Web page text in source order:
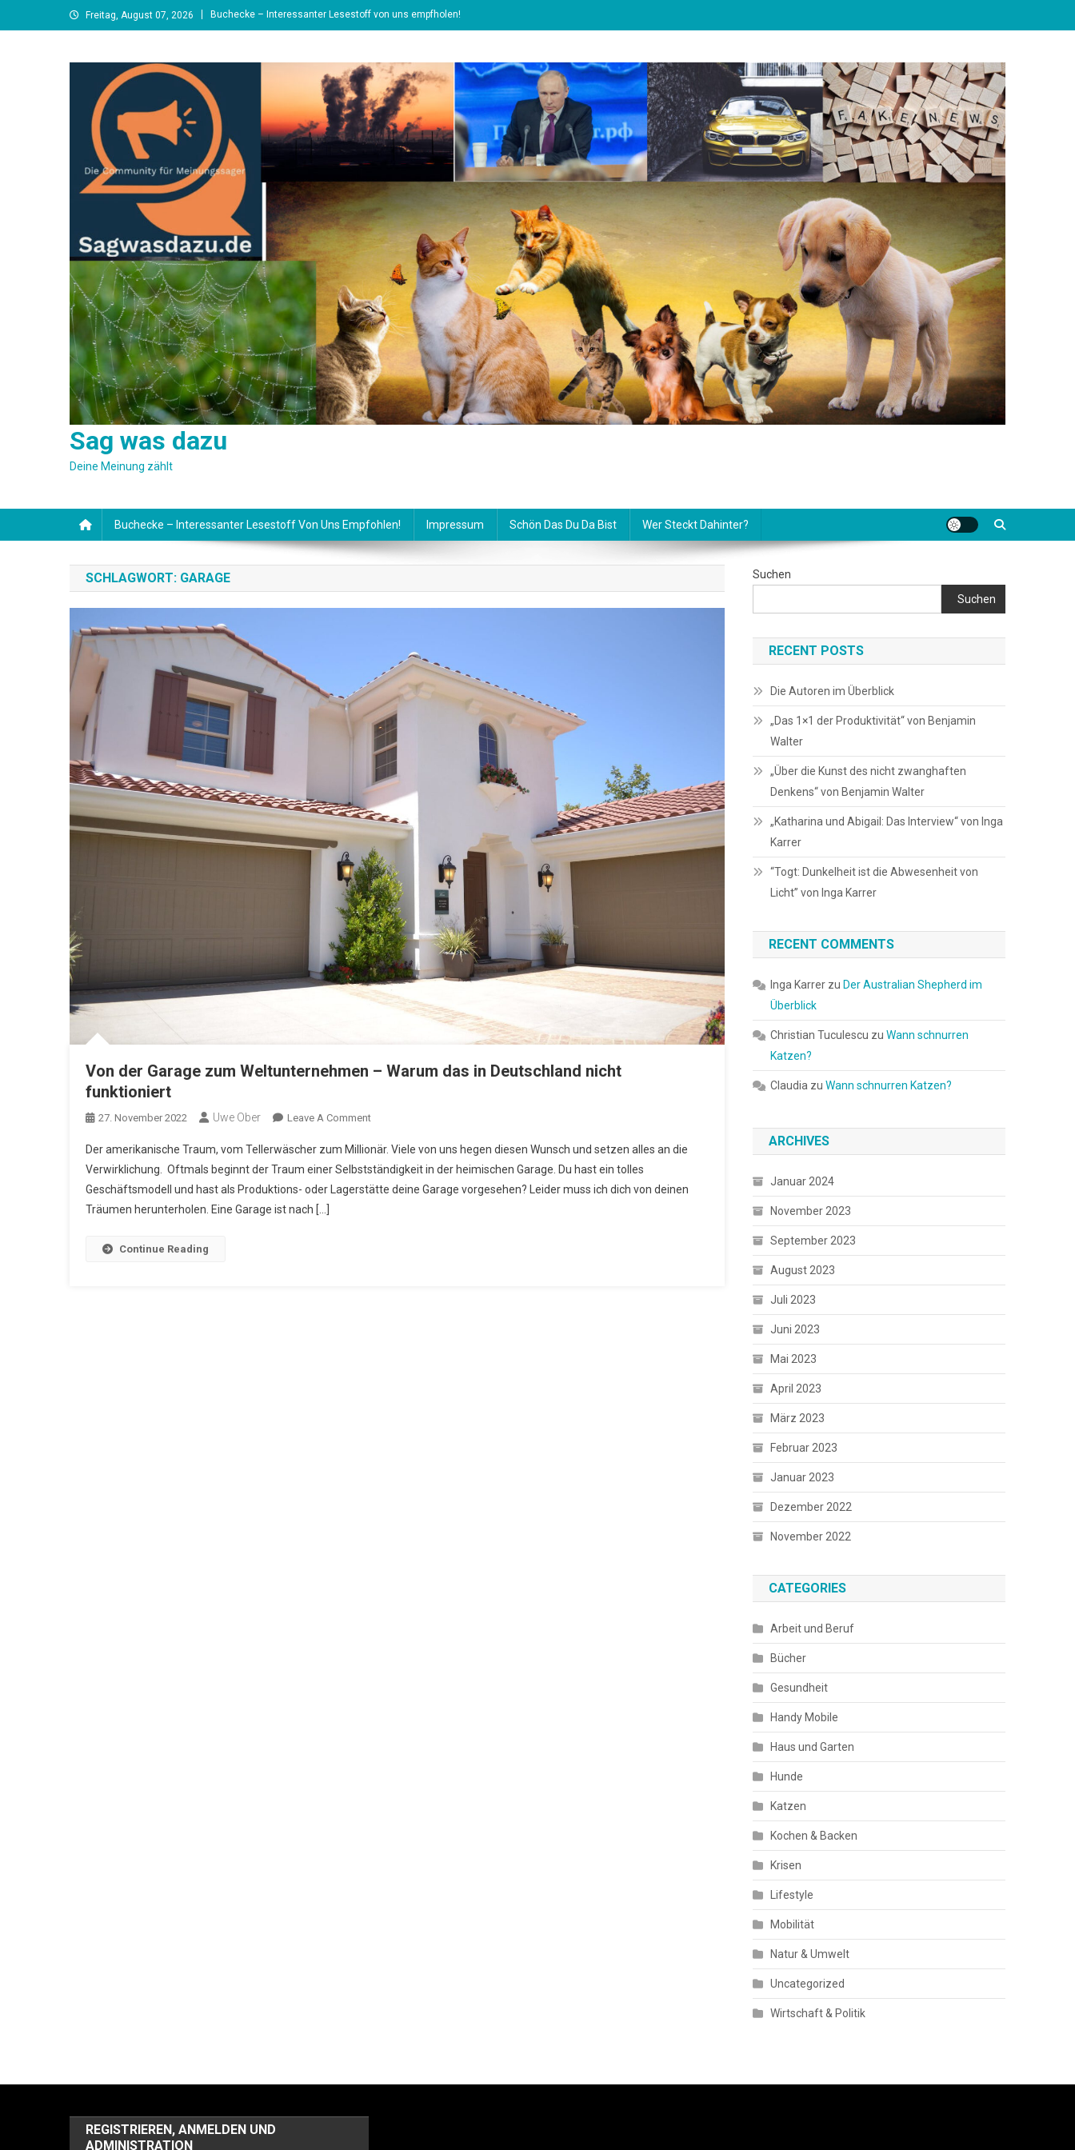
to
Freitag, August 07, 2026 Buchecke – Interessanter Lesestoff von uns empfholen!
Sag was dazu
Deine Meinung zählt
Buchecke – Interessanter Lesestoff Von Uns Empfohlen! Impressum Schön Das Du Da Bist Wer Steckt Dahinter?
SCHLAGWORT: GARAGE
Von der Garage zum Weltunternehmen – Warum das in Deutschland nicht
funktioniert
27. November 2022 Uwe Ober Leave A CommentOn
Der
Garage
Zum
Der amerikanische Traum, vom Tellerwäscher zum Millionär. Viele von uns hegen diesen Wunsch und setzen alles an die
Verwirklichung. Oftmals beginnt der Traum einer Selbstständigkeit in der heimischen Garage. Du hast ein tolles
Geschäftsmodell und hast als Produktions- oder Lagerstätte deine Garage vorgesehen? Leider muss ich dich von deinen
Träumen herunterholen. Eine Garage ist nach […]
Continue Reading
Suchen
Suchen
RECENT POSTS
Die Autoren im Überblick
„Das 1×1 der Produktivität“ von Benjamin
Walter
„Über die Kunst des nicht zwanghaften
Denkens“ von Benjamin Walter
„Katharina und Abigail: Das Interview“ von Inga
Karrer
“Togt: Dunkelheit ist die Abwesenheit von
Licht” von Inga Karrer
RECENT COMMENTS
Inga Karrer zu Der Australian Shepherd im
Überblick
Christian Tuculescu zuWann schnurren
Katzen?
Claudia zuWann schnurren Katzen?
ARCHIVES
Januar 2024
November 2023
September 2023
August 2023
Juli 2023
Juni 2023
Mai 2023
April 2023
März 2023
Februar 2023
Januar 2023
Dezember 2022
November 2022
CATEGORIES
Arbeit und Beruf
Bücher
Gesundheit
Handy Mobile
Haus und Garten
Hunde
Katzen
Kochen & Backen
Krisen
Lifestyle
Mobilität
Natur & Umwelt
Uncategorized
Wirtschaft & Politik
REGISTRIEREN, ANMELDEN UND
ADMINISTRATION